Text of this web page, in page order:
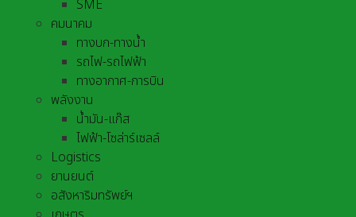
SME
คมนาคม
ทางบก-ทางน้ำ
รถไฟ-รถไฟฟ้า
ทางอากาศ-การบิน
พลังงาน
น้ำมัน-แก๊ส
ไฟฟ้า-โซล่าร์เซลล์
Logistics
ยานยนต์
อสังหาริมทรัพย์ฯ